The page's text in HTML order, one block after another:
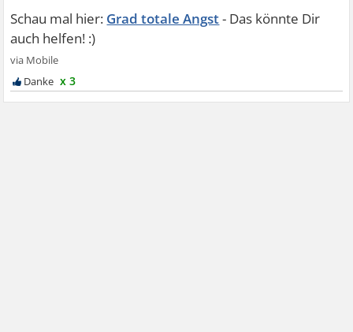
Grad totale Angst
x 3